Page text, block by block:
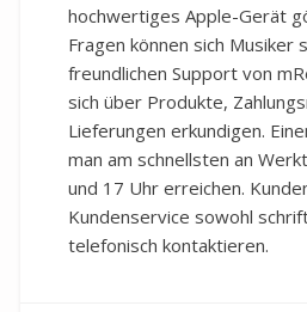
hochwertiges Apple-Gerät
Fragen können sich Musiker
freundlichen Support von
sich über Produkte,
Lieferungen erkundigen.
man am schnellsten an
und 17 Uhr erreichen.
Kundenservice sowohl
telefonisch kontaktieren.